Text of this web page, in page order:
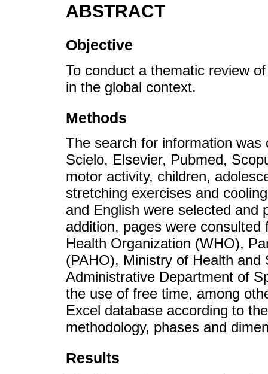
ABSTRACT
Objective
To conduct a thematic review
in the global context.
Methods
The search for information
Scielo, Elsevier, Pubmed,
motor activity, children,
stretching exercises and
and English were selected and
addition, pages were
Health Organization (WHO),
(PAHO), Ministry of Health
Administrative Department of
the use of free time, among
Excel database according to
methodology, phases and
Results